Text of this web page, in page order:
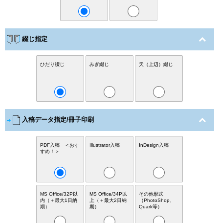
綴じ指定
ひだり綴じ みぎ綴じ 天（上辺）綴じ
入稿データ指定/冊子印刷
PDF入稿 ＜おす
すめ！＞
Illustrator入稿 InDesign入稿
MS Office/32P以
内（＋最大1日納
期）
MS Office/34P以
上（＋最大2日納
期）
その他形式
（PhotoShop、
Quark等）